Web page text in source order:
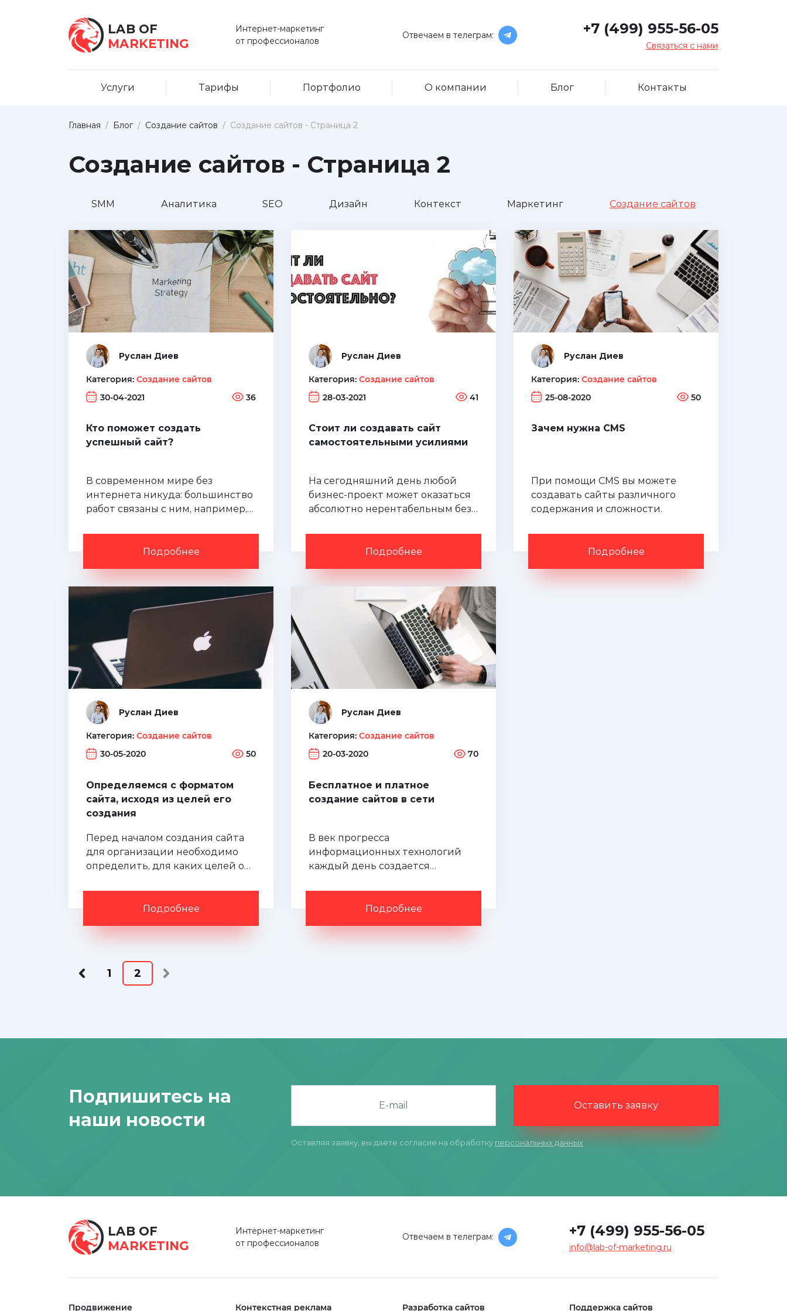
LAB OF
MARKETING
Интернет-маркетинг
от профессионалов
Отвечаем в телеграм: +7 (499) 955-56-05
Связаться с нами
Услуги Тарифы Портфолио О компании Блог Контакты
Главная / Блог / Создание сайтов / Создание сайтов - Страница 2
Создание сайтов - Страница 2
SMM Аналитика SEO Дизайн Контекст Маркетинг Создание сайтов
Руслан Диев
Категория: Создание сайтов
30-04-2021
36
Кто поможет создать
успешный сайт?
В современном мире без
интернета никуда: большинство
работ связаны с ним, например,
материал для курсовой и
диплома, да что говорить -
презентацию.
Подробнее
Руслан Диев
Категория: Создание сайтов
28-03-2021
41
Стоит ли создавать сайт
самостоятельными усилиями
На сегодняшний день любой
бизнес-проект может оказаться
абсолютно нерентабельным без
интернет-представительства в
Подробнее
Руслан Диев
Категория: Создание сайтов
25-08-2020
50
Зачем нужна CMS
При помощи CMS вы можете
создавать сайты различного
содержания и сложности.
Подробнее
Руслан Диев
Категория: Создание сайтов
30-05-2020
50
Определяемся с форматом
сайта, исходя из целей его
создания
Перед началом создания сайта
для организации необходимо
определить, для каких целей он
соответствии с этим
приступить к реализации.
Подробнее
Руслан Диев
Категория: Создание сайтов
20-03-2020
70
Бесплатное и платное
создание сайтов в сети
В век прогресса
информационных технологий
каждый день создается
сайтов, каждый из них по-своему
Подробнее
1 2
Подпишитесь на
наши новости
Оставить заявку
Оставляя заявку, вы даёте согласие на обработку персональных данных
LAB OF
MARKETING
Интернет-маркетинг
от профессионалов
Отвечаем в телеграм: +7 (499) 955-56-05
info@lab-of-marketing.ru
Продвижение Контекстная реклама Разработка сайтов Поддержка сайтов